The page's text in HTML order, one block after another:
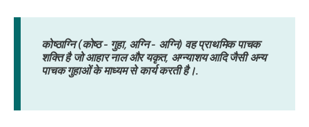
कोष्ठाग्नि (कोष्ठ - गुहा, अग्नि - अग्नि) वह प्राथमिक पाचक
शक्ति है जो आहार नाल और यकृत, अग्न्याशय आदि जैसी अन्य
पाचक गुहाओं के माध्यम से कार्य करती है।.